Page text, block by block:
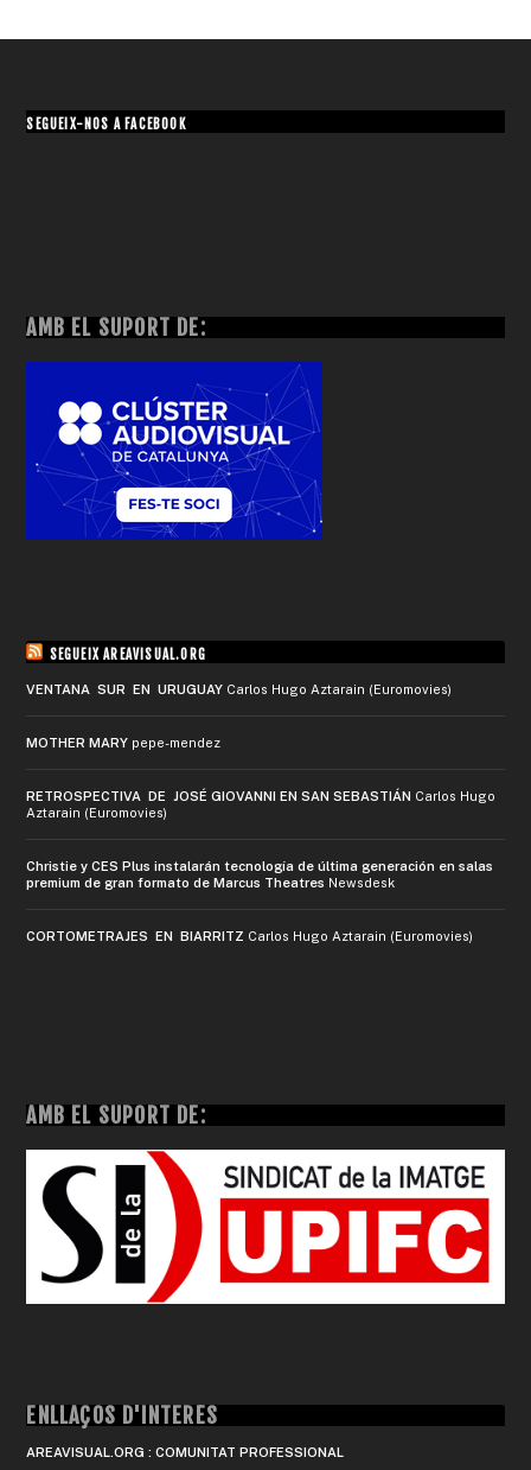
SEGUEIX-NOS A FACEBOOK
AMB EL SUPORT DE:
SEGUEIX AREAVISUAL.ORG
VENTANA SUR EN URUGUAY Carlos Hugo Aztarain (Euromovies)
MOTHER MARY pepe-mendez
RETROSPECTIVA DE JOSÉ GIOVANNI EN SAN SEBASTIÁN Carlos Hugo
Aztarain (Euromovies)
Christie y CES Plus instalarán tecnología de última generación en salas
premium de gran formato de Marcus Theatres Newsdesk
CORTOMETRAJES EN BIARRITZ Carlos Hugo Aztarain (Euromovies)
AMB EL SUPORT DE:
ENLLAÇOS D'INTERÈS
AREAVISUAL.ORG : COMUNITAT PROFESSIONAL